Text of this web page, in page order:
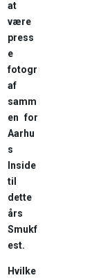
at
være
press
e
fotogr
af
samm
en for
Aarhu
s
Inside
til
dette
års
Smukf
est.
Hvilke